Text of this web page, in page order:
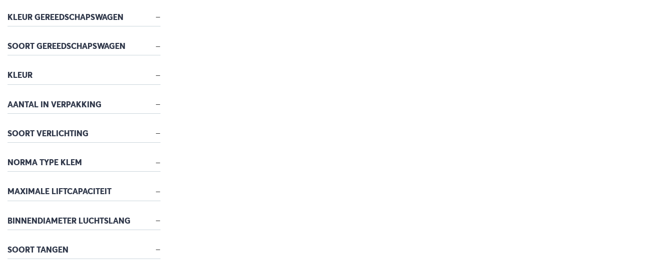
KLEUR GEREEDSCHAPSWAGEN
SOORT GEREEDSCHAPSWAGEN
KLEUR
AANTAL IN VERPAKKING
SOORT VERLICHTING
NORMA TYPE KLEM
MAXIMALE LIFTCAPACITEIT
BINNENDIAMETER LUCHTSLANG
SOORT TANGEN